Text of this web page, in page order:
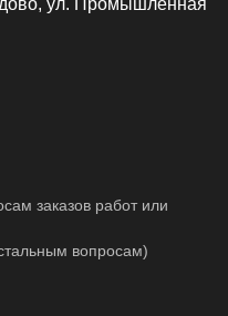
ул. Промышленная
заказов работ или
вопросам)